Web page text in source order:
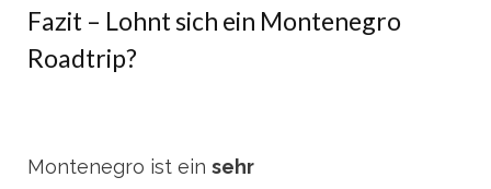
Fazit – Lohnt sich ein Montenegro
Roadtrip?
Montenegro ist ein sehr